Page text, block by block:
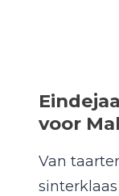
voor
Van